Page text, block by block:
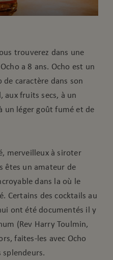
trouverez dans une
a 8 ans. Ocho est un
caractère dans son
aux fruits secs, à un
un léger goût fumé et de
merveilleux à siroter
êtes un amateur de
dans la où le
Certains des cocktails au
ont été documentés il y
(Rev Harry Toulmin,
faites-les avec Ocho